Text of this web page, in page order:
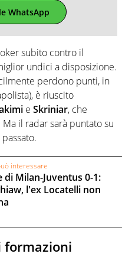
WhatsApp
subito contro il
undici a disposizione.
perdono punti, in
è riuscito
e Skriniar, che
il radar sarà puntato su
interessare
di Milan-Juventus 0-1:
l'ex Locatelli non
formazioni